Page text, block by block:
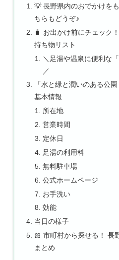
💡 長野県内のおでかけを
ちらもどうぞ♪
🧳 お出かけ前にチェック
持ち物リスト
＼足湯や温泉に便利な
／
「水と緑と潤いのある公
基本情報
所在地
営業時間
定休日
足湯の利用料
無料駐車場
公式ホームページ
お手洗い
効能
当日の様子
🎀 市町村から探せる！ 長
まとめ